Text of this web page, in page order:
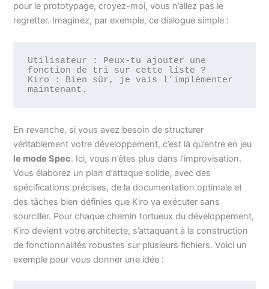
pour le prototypage, croyez-moi, vous n’allez pas le
regretter. Imaginez, par exemple, ce dialogue simple :
Utilisateur : Peux-tu ajouter une
fonction de tri sur cette liste ?
Kiro : Bien sûr, je vais l’implémenter
En revanche, si vous avez besoin de structurer
véritablement votre développement, c’est là qu’entre en jeu
le mode Spec. Ici, vous n’êtes plus dans l’improvisation.
Vous élaborez un plan d’attaque solide, avec des
spécifications précises, de la documentation optimale et
des tâches bien définies que Kiro va exécuter sans
sourciller. Pour chaque chemin tortueux du développement,
Kiro devient votre architecte, s’attaquant à la construction
de fonctionnalités robustes sur plusieurs fichiers. Voici un
exemple pour vous donner une idée :